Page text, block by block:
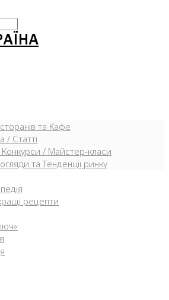
та Кафе
/ Статті
/ Майстер-класи
та Тенденції ринку
рецепти